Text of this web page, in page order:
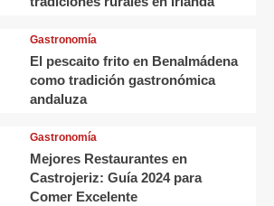
Gastronomía
El pescaito frito en Benalmádena
como tradición gastronómica
andaluza
Gastronomía
Mejores Restaurantes en
Castrojeriz: Guía 2024 para
Comer Excelente